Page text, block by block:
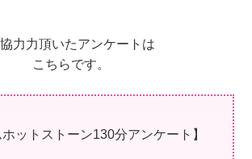
力力頂いたアンケートは
こちらです。
ホットストーン130分アンケート】